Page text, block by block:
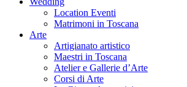
Location Eventi
Matrimoni in Toscana
Arte
Artigianato artistico
Maestri in Toscana
Atelier e Gallerie d’Arte
Corsi di Arte